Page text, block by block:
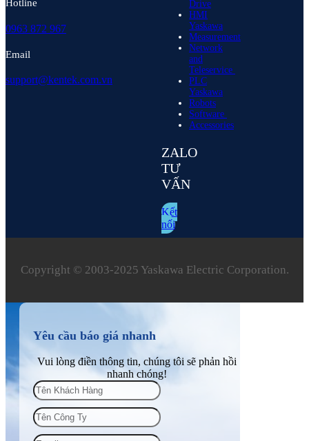
Hotline
0963 872 967
Email
support@kentek.com.vn
Drive
HMI
Yaskawa
Measurement
Network
and
Teleservice
PLC
Yaskawa
Robots
Software
Accessories
ZALO
TƯ
VẤN
Kết
nối
Copyright © 2003‑2025 Yaskawa Electric Corporation.
Yêu cầu báo giá nhanh
Vui lòng điền thông tin, chúng tôi sẽ phản hồi
nhanh chóng!